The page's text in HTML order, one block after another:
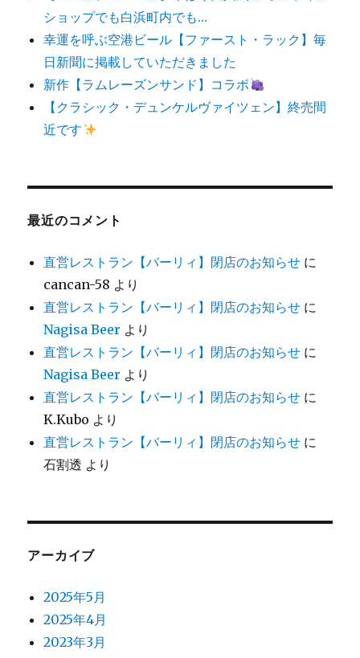
ショップでも白浜町内でも…
幸運を呼ぶ空港ビール【ファースト・ラック】毎
日新聞に掲載していただきました
新作【ラムレーズンサンド】コラボ
【クラシック・デュンケルヴァイツェン】終売間
近です
最近のコメント
直営レストラン【バーリィ】閉店のお知らせ に
cancan-58 より
直営レストラン【バーリィ】閉店のお知らせ に
Nagisa Beer より
直営レストラン【バーリィ】閉店のお知らせ に
Nagisa Beer より
直営レストラン【バーリィ】閉店のお知らせ に
K.Kubo より
直営レストラン【バーリィ】閉店のお知らせ に
石割透 より
アーカイブ
2025年5月
2025年4月
2023年3月